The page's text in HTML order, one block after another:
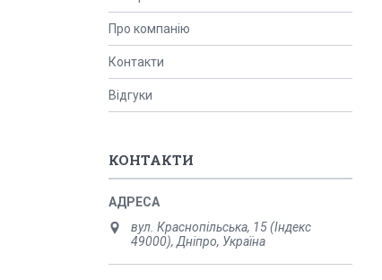
Про компанію
Контакти
Відгуки
КОНТАКТИ
вул. Краснопільська, 15 (Індекс
49000), Дніпро, Україна